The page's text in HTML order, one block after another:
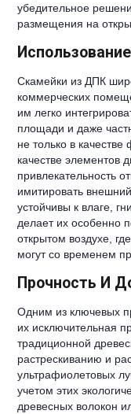
убедительное
размещения на
Скамейки из ДПК
коммерческих
им легко
площади и даже
не только в
качестве
привлекательность
имитировать
устойчивы к влаге,
делает их особенно
открытом воздухе,
могут со временем
Прочность И
Одним из ключевых
их исключительная
традиционной
растрескиванию и
ультрафиолетовых
учетом этих
древесных волокон